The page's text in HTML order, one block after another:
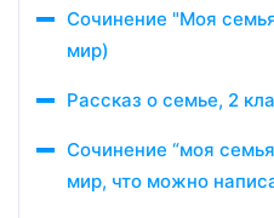
Сочинение "Моя
мир)
Рассказ о семье, 2
Сочинение “моя
мир, что можно